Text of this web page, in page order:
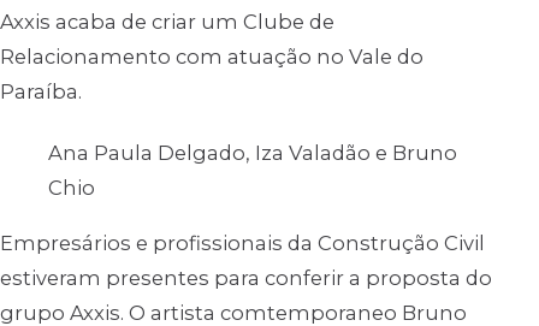
Axxis acaba de criar um Clube de
Relacionamento com atuação no Vale do
Paraíba.
Ana Paula Delgado, Iza Valadão e Bruno
Chio
Empresários e profissionais da Construção Civil
estiveram presentes para conferir a proposta do
grupo Axxis. O artista comtemporaneo Bruno